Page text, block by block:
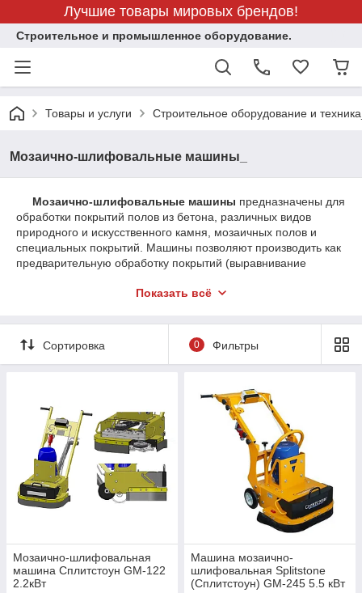
Лучшие товары мировых брендов!
Строительное и промышленное оборудование.
Товары и услуги Строительное оборудование и
Мозаично-шлифовальные машины_
Мозаично-шлифовальные машины предназначены для
обработки покрытий полов из бетона, различных видов
природного и искусственного камня, мозаичных полов и
специальных покрытий. Машины позволяют производить как
предварительную обработку покрытий (выравнивание
дефектов поверхностей, возникших при укладке камня), так и
шероховатости для нанесения клеевых или иных покрытий, а
также полирование поверхности природных отделочных
материалов.
Показать всё
Сортировка 0 Фильтры
Мозаично-шлифовальная
машина Сплитстоун GM-122
2.2кВт
Машина мозаично-
шлифовальная Splitstone
(Сплитстоун) GM-245 5.5 кВт